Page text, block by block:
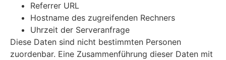
Referrer URL
Hostname des zugreifenden Rechners
Uhrzeit der Serveranfrage
Diese Daten sind nicht bestimmten Personen
zuordenbar. Eine Zusammenführung dieser Daten mit